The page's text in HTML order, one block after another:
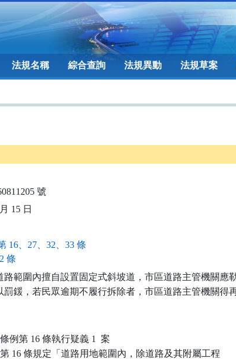
:::
法規名稱 綜合查詢 法規異動 法規草案
號
15 日
16、27、32、33 條
條
路範圍內擅自設置固定式斜坡道，市區道路主管機關應
罰鍰，若民眾逾期不履行拆除者，市區道路主管機關得
例第 16 條執行疑義 1  案
16 條規定「道路用地範圍內，除道路及其附屬工程